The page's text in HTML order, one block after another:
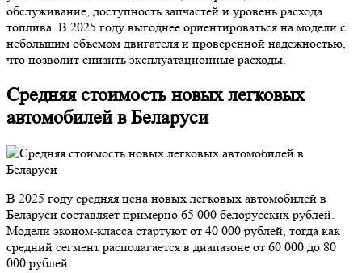
обслуживание, доступность запчастей и уровень расхода
топлива. В 2025 году выгоднее ориентироваться на модели с
небольшим объемом двигателя и проверенной надежностью,
что позволит снизить эксплуатационные расходы.
Средняя стоимость новых легковых
автомобилей в Беларуси
В 2025 году средняя цена новых легковых автомобилей в
Беларуси составляет примерно 65 000 белорусских рублей.
Модели эконом-класса стартуют от 40 000 рублей, тогда как
средний сегмент располагается в диапазоне от 60 000 до 80
000 рублей.